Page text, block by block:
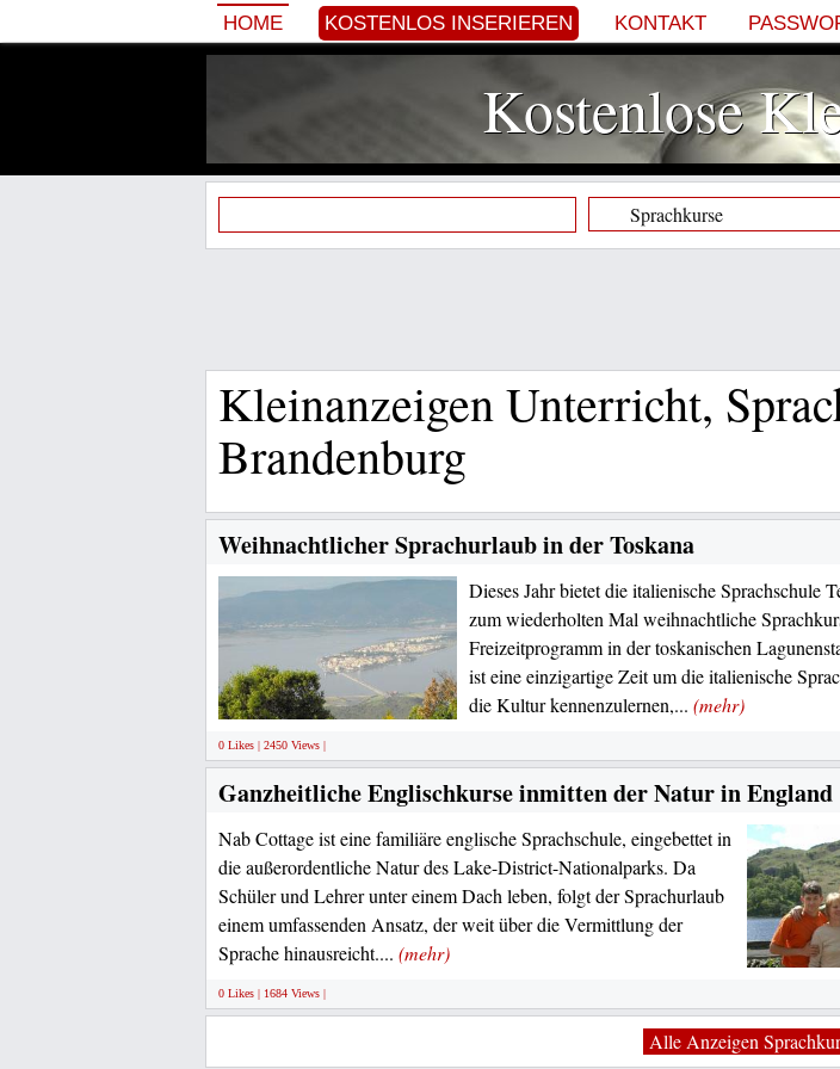
HOME KOSTENLOS INSERIEREN KONTAKT
Kostenlose
Kleinanzeigen Unterricht,
Brandenburg
Weihnachtlicher Sprachurlaub in der Toskana
Dieses Jahr bietet die italienische Sprachschule
zum wiederholten Mal weihnachtliche
Freizeitprogramm in der toskanischen
ist eine einzigartige Zeit um die italienische
die Kultur kennenzulernen,... (mehr)
0 Likes | 2450 Views |
Ganzheitliche Englischkurse inmitten der Natur in England
Nab Cottage ist eine familiäre englische Sprachschule, eingebettet in
die außerordentliche Natur des Lake-District-Nationalparks. Da
Schüler und Lehrer unter einem Dach leben, folgt der Sprachurlaub
einem umfassenden Ansatz, der weit über die Vermittlung der
Sprache hinausreicht.... (mehr)
0 Likes | 1684 Views |
Alle Anzeigen